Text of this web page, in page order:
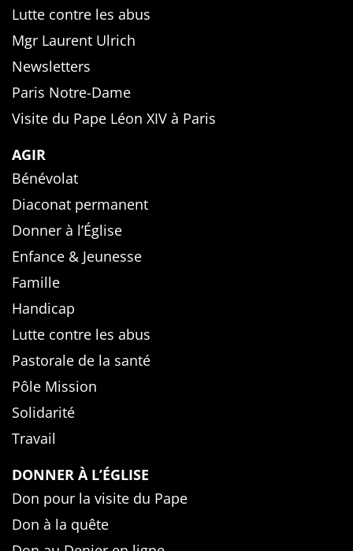
Lutte contre les abus
Mgr Laurent Ulrich
Newsletters
Paris Notre-Dame
Visite du Pape Léon XIV à Paris
AGIR
Bénévolat
Diaconat permanent
Donner à l’Église
Enfance & Jeunesse
Famille
Handicap
Lutte contre les abus
Pastorale de la santé
Pôle Mission
Solidarité
Travail
DONNER À L’ÉGLISE
Don pour la visite du Pape
Don à la quête